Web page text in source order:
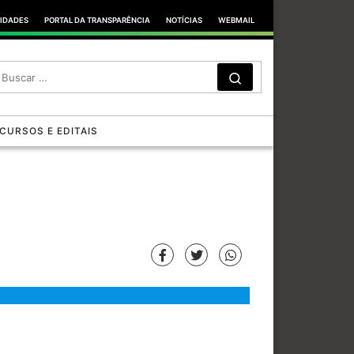
PORTAL DA TRANSPARÊNCIA NOTÍCIAS WEBMAIL
SEARCH
CURSOS E EDITAIS